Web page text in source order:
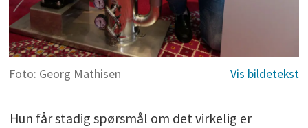
Foto: Georg Mathisen
Hun får stadig spørsmål om det virkelig er